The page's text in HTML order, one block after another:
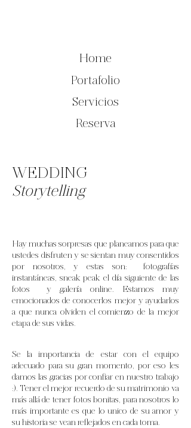
Home
Portafolio
Servicios
Reserva
WEDDING
Storytelling
Hay muchas sorpresas que planeamos para que
ustedes disfruten y se sientan muy consentidos
por nosotros, y estas son: fotografías
instantáneas, sneak peak el día siguiente de las
fotos y galería online. Estamos muy
emocionados de conocerlos mejor y ayudarlos
a que nunca olviden el comienzo de la mejor
etapa de sus vidas.
Se la importancia de estar con el equipo
adecuado para su gran momento, por eso les
damos las gracias por confiar en nuestro trabajo
:). Tener el mejor recuerdo de su matrimonio va
más allá de tener fotos bonitas, para nosotros lo
más importante es que lo unico de su amor y
su historia se vean reflejados en cada toma.